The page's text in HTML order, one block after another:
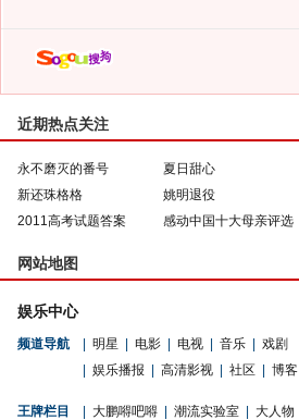
近期热点关注
永不磨灭的番号 夏日甜心
新还珠格格
姚明退役
2011高考试题答案
感动中国十大母亲评选
网站地图
娱乐中心
频道导航 明星 电影 电视 音乐
戏剧
娱乐播报 高清影视 社区 博客
王牌栏目 大鹏嘚吧嘚 潮流实验室
大人物